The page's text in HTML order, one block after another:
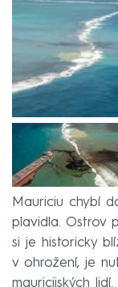
Mauriciu chybí
plavidla. Ostrov
si je historicky
v ohrožení, je
mauricijských